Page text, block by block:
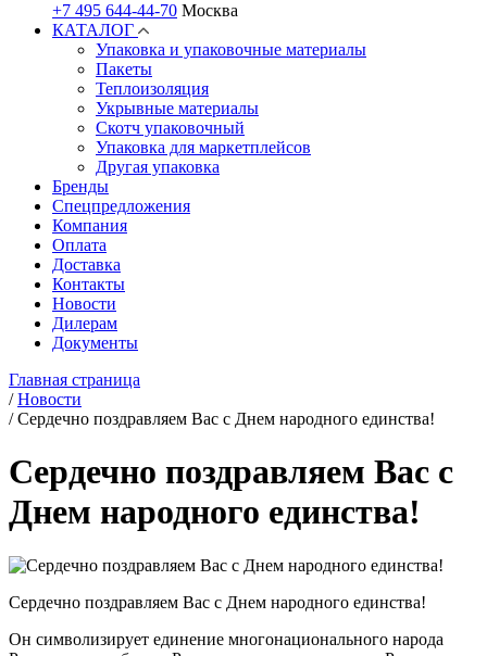
+7 495 644-44-70 Москва
КАТАЛОГ
Упаковка и упаковочные материалы
Пакеты
Теплоизоляция
Укрывные материалы
Скотч упаковочный
Упаковка для маркетплейсов
Другая упаковка
Бренды
Спецпредложения
Компания
Оплата
Доставка
Контакты
Новости
Дилерам
Документы
Главная страница
/ Новости
/ Сердечно поздравляем Вас с Днем народного единства!
Сердечно поздравляем Вас с
Днем народного единства!
Сердечно поздравляем Вас с Днем народного единства!
Он символизирует единение многонационального народа